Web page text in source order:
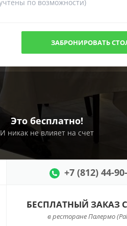
Это бесплатно!
И никак не влияет на счет
+7 (812) 44-
БЕСПЛАТНЫЙ ЗАКАЗ
в ресторане Палермо